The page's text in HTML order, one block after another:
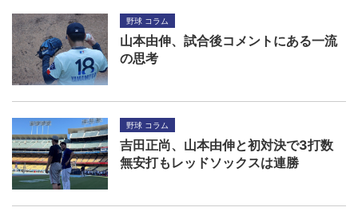
野球 コラム
山本由伸、試合後コメントにある一流
の思考
野球 コラム
吉田正尚、山本由伸と初対決で3打数
無安打もレッドソックスは連勝